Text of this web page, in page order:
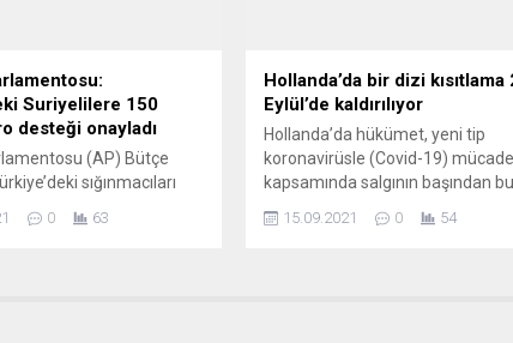
Suriyelilere 150
desteği onayladı
(AP) Bütçe
sığınmacıları
milyon avro ek kaynak
0 63
Hollanda’da bir dizi kısıtlama
Eylül’de kaldırılıyor
Hollanda’da hükümet, yeni tip
koronavirüsle (Covid-19)
kapsamında salgının başından bu
kuralının 25 Eylül’den itibaren
15.09.2021 0 54